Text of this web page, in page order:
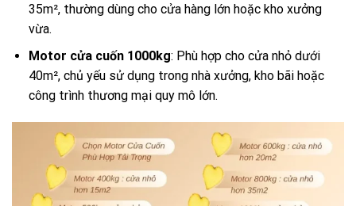
35m², thường dùng cho cửa hàng lớn hoặc kho xưởng
vừa.
Motor cửa cuốn 1000kg: Phù hợp cho cửa nhỏ dưới
40m², chủ yếu sử dụng trong nhà xưởng, kho bãi hoặc
công trình thương mại quy mô lớn.